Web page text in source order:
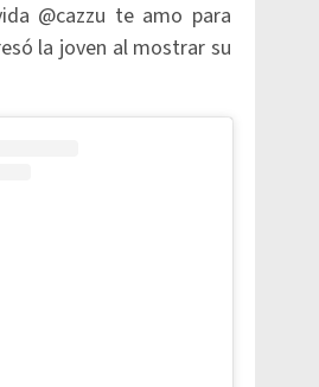
@cazzu te amo para
la joven al mostrar su